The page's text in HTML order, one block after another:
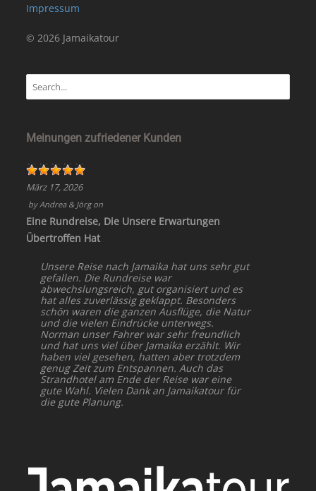
Impressum
© 2026 Jamaikatour
Meinungen zufriedener Kunden
März 17, 2026
by Andrea & Jörgon
Eine Rundreise, Die Unsere Erwartungen
Übertroffen Hat
Unsere Reise nach Jamaika hat uns sehr gut
gefallen. Die Rundreise war
abwechslungsreich, gut organisiert und es
hat alles zuverlässig geklappt. Besonders
schön waren die ganzen Ausflüge, die Natur
und die vielen Eindrücke unterwegs.
Norman unser Fahrer war sehr freundlich
und hat uns viel über Jamaika erzählt. Wir
haben viel gesehen, hatten aber trotzdem
genug Zeit zum Entspannen. Auch das
Strandhotel am Ende der Reise war eine
gute Wahl. Vielen Dank an Jamaikatour für
die gute Planung.